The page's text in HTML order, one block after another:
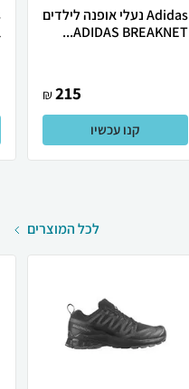
Adidas נעלי אופנה לילדים
ADIDAS BREAKNET...
215
₪
קנו עכשיו
לכל המוצרים